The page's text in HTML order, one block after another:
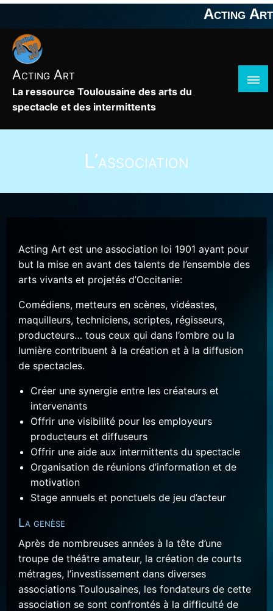
Skip
content
Acting Art
Acting Art
La ressource Toulousaine des arts du
spectacle et des intermittents
L’association
Acting Art est une association loi 1901 ayant pour
but la mise en avant des talents de l’ensemble des
arts vivants et projetés d’Occitanie:
Comédiens, metteurs en scènes, vidéastes,
maquilleurs, techniciens, scriptes, régisseurs,
producteurs… tous ceux qui dans l’ombre ou la
lumière contribuent à la création et à la diffusion
de spectacles.
Créer une synergie entre les créateurs et
intervenants
Offrir une visibilité pour les employeurs
producteurs et diffuseurs
Offrir une aide aux intermittents du spectacle
Organisation de réunions d’information et de
motivation
Stage annuels et ponctuels de jeu d’acteur
La genèse
Après de nombreuses années à la tête d’une
troupe de théâtre amateur, la création de courts
métrages, l’investissement dans diverses
associations Toulousaines, les fondateurs de cette
association se sont confrontés à la difficulté de